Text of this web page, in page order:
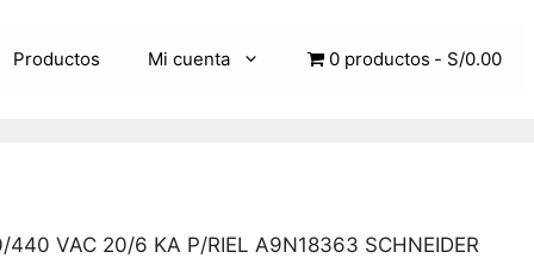
Productos Mi cuenta 0 productos S/0.00
VAC 20/6 KA P/RIEL A9N18363 SCHNEIDER